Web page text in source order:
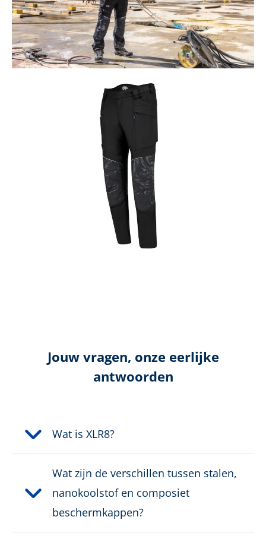
GORE-TEX®
Certificering:
EN ISO 20345:2022 +
A1:2024 S7S HRO HI CI FO
zwart, bruin
617 g
8,0 cm
Laag
CrafTex
Jouw vragen, onze eerlijke
antwoorden
Wat is XLR8?
Wat zijn de verschillen tussen stalen,
nanokoolstof en composiet
beschermkappen?